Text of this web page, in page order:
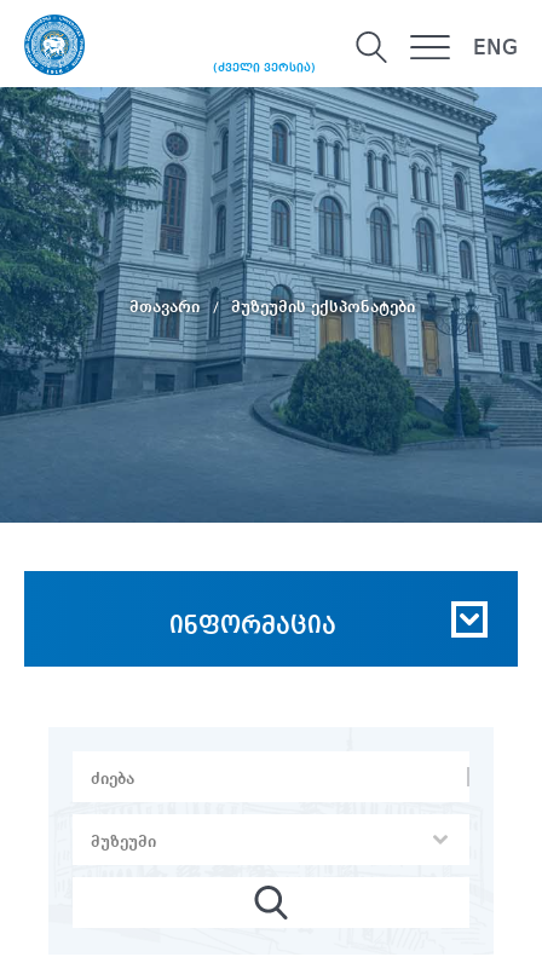
(ძველი ვერსია)
ENG
მთავარი მუზეუმის ექსპონატები
ინფორმაცია